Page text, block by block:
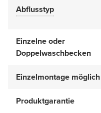
Abflusstyp
Einzelne oder
Doppelwaschbecken
Einzelmontage möglich
Produktgarantie